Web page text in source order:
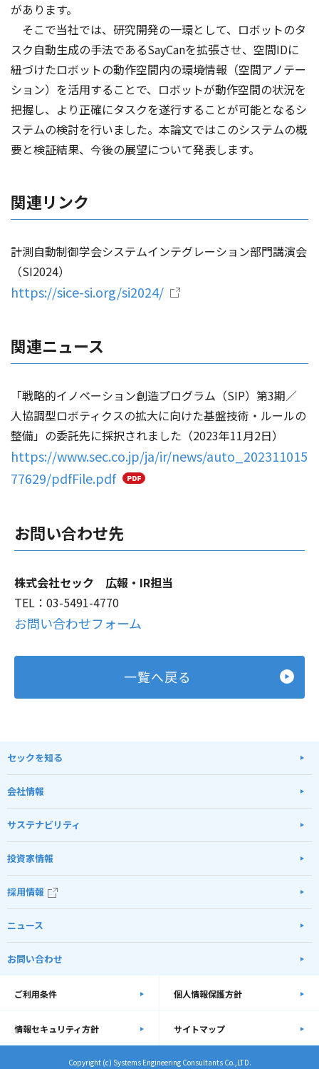
があります。
そこで当社では、研究開発の一環として、ロボットのタ
スク自動生成の手法であるSayCanを拡張させ、空間IDに
紐づけたロボットの動作空間内の環境情報（空間アノテー
ション）を活用することで、ロボットが動作空間の状況を
把握し、より正確にタスクを遂行することが可能となるシ
ステムの検討を行いました。本論文ではこのシステムの概
要と検証結果、今後の展望について発表します。
関連リンク
計測自動制御学会システムインテグレーション部門講演会
（SI2024）
https://sice-si.org/si2024/
関連ニュース
「戦略的イノベーション創造プログラム（SIP）第3期／
人協調型ロボティクスの拡大に向けた基盤技術・ルールの
整備」の委託先に採択されました（2023年11月2日）
https://www.sec.co.jp/ja/ir/news/auto_202311015
77629/pdfFile.pdf
お問い合わせ先
株式会社セック 広報・IR担当
TEL：03-5491-4770
お問い合わせフォーム
一覧へ戻る
セックを知る
会社情報
サステナビリティ
投資家情報
採用情報
ニュース
お問い合わせ
ご利用条件 個人情報保護方針
情報セキュリティ方針 サイトマップ
Copyright (c) Systems Engineering Consultants Co.,LTD.